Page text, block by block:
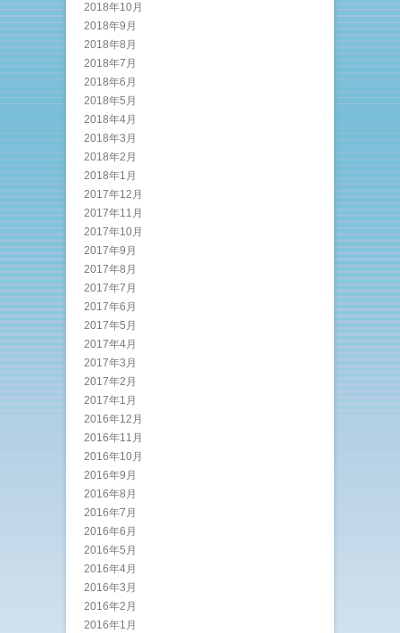
2018年10月
2018年9月
2018年8月
2018年7月
2018年6月
2018年5月
2018年4月
2018年3月
2018年2月
2018年1月
2017年12月
2017年11月
2017年10月
2017年9月
2017年8月
2017年7月
2017年6月
2017年5月
2017年4月
2017年3月
2017年2月
2017年1月
2016年12月
2016年11月
2016年10月
2016年9月
2016年8月
2016年7月
2016年6月
2016年5月
2016年4月
2016年3月
2016年2月
2016年1月